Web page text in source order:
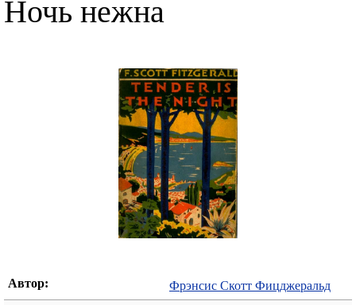
Ночь нежна
Автор: Фрэнсис Скотт Фицджеральд